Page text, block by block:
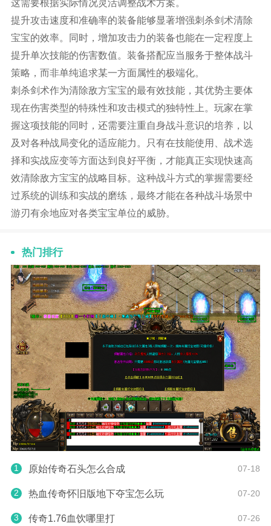
这需要根据实际情况灵活调整战术方案。
提升攻击速度和准确率的装备能够显著增强刺杀剑术清除
宝宝的效率。同时，增加攻击力的装备也能在一定程度上
提升单次技能的伤害数值。装备搭配应当服务于整体战斗
策略，而非单纯追求某一方面属性的极端化。
刺杀剑术作为清除敌方宝宝的最有效技能，其优势主要体
现在伤害类型的特殊性和攻击模式的独特性上。玩家在掌
握这项技能的同时，还需要注重自身战斗意识的培养，以
及对各种战局变化的适应能力。只有在技能使用、战术选
择和实战应变等方面达到良好平衡，才能真正实现快速高
效清除敌方宝宝的战略目标。这种战斗方式的掌握需要经
过系统的训练和实战的磨练，最终才能在各种战斗场景中
游刃有余地应对各类宝宝单位的威胁。
热门排行
1 原始传奇石头怎么合成 07-18
2 热血传奇怀旧版地下夺宝怎么玩 07-20
3 传奇1.76血饮哪里打 07-26